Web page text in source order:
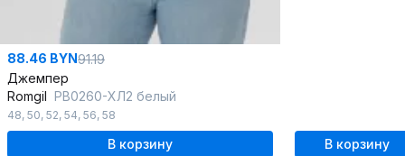
88.46 BYN91.19
Джемпер
Romgil РВ0260-ХЛ2 белый
48, 50, 52, 54, 56, 58
В корзину В корзину